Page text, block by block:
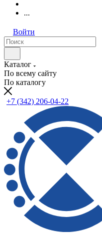
...
Войти
Каталог
По всему сайту
По каталогу
+7 (342) 206-04-22